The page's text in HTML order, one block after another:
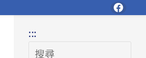
:::
搜